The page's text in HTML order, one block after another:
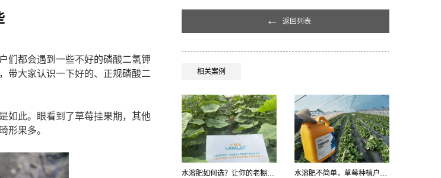
们都会遇到一些不好的磷酸二氢钾
带大家认识一下好的、正规磷酸二
如此。眼看到了草莓挂果期，其他
形果多。
返回列表
相关案例
水溶肥如何选？让你的老棚土好产量高
水溶肥不简单，草莓种植户指名要使用